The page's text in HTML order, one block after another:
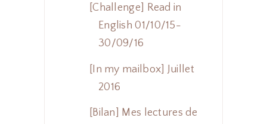
[Challenge] Read in
English 01/10/15-
30/09/16
[In my mailbox] Juillet
2016
[Bilan] Mes lectures de